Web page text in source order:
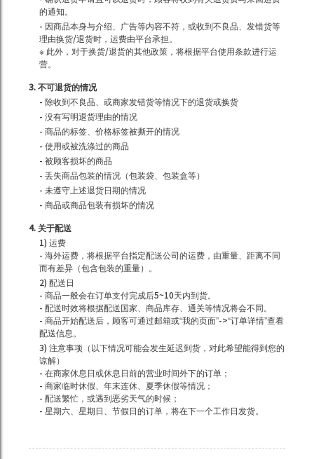
的通知。
- 因商品本身与介绍、广告等内容不符，或收到不良品、发错货等
理由换货/退货时，运费由平台承担。
※ 此外，对于换货/退货的其他政策，将根据平台使用条款进行运
营。
3. 不可退货的情况
- 除收到不良品、或商家发错货等情况下的退货或换货
- 没有写明退货理由的情况
- 商品的标签、价格标签被撕开的情况
- 使用或被洗涤过的商品
- 被顾客损坏的商品
- 丢失商品包装的情况（包装袋、包装盒等）
- 未遵守上述退货日期的情况
- 商品或商品包装有损坏的情况
4. 关于配送
1) 运费
- 海外运费，将根据平台指定配送公司的运费，由重量、距离不同
而有差异（包含包装的重量）。
2) 配送日
- 商品一般会在订单支付完成后5~10天内到货。
- 配送时效将根据配送国家、商品库存、通关等情况将会不同。
- 商品开始配送后，顾客可通过邮箱或“我的页面”->“订单详情”查看
配送信息。
3) 注意事项（以下情况可能会发生延迟到货，对此希望能得到您的
谅解）
- 在商家休息日或休息日前的营业时间外下的订单；
- 商家临时休假、年末连休、夏季休假等情况；
- 配送繁忙，或遇到恶劣天气的时候；
- 星期六、星期日、节假日的订单，将在下一个工作日发货。